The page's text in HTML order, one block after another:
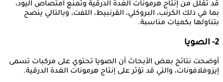
قد تقلل من إنتاج هرمونات الغدة الدرقية وتمنع امتصاص اليود،
بما في ذلك الكرنب، البروكلي، القرنبيط، اللفت، وبالتالي ينصح
بتناولها بكميات مناسبة.
2- الصويا
أوضحت نتائج بعض الأبحاث أن الصويا تحتوي على مركبات تسمى
إيزوفلافونات، والتي قد تؤثر على إنتاج هرمونات الغدة الدرقية.